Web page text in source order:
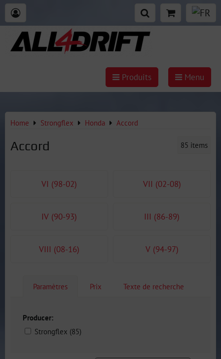
Produits Menu
Home Strongflex Honda Accord
Accord 85 items
VI (98-02) VII (02-08)
IV (90-93) III (86-89)
VIII (08-16) V (94-97)
Paramètres Prix Texte de recherche
Producer:
Strongflex (85)